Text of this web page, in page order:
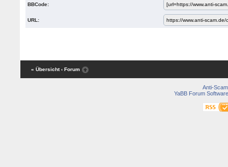
BBCode:
URL:
« Übersicht ‹ Forum
Anti-Scam
YaBB Forum Software